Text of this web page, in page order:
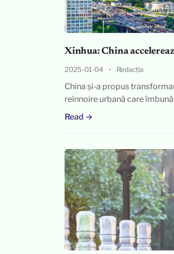
Xinhua: China
2025-01-04 • Redacția
China și-a propus
reînnoire urbană care
Read →